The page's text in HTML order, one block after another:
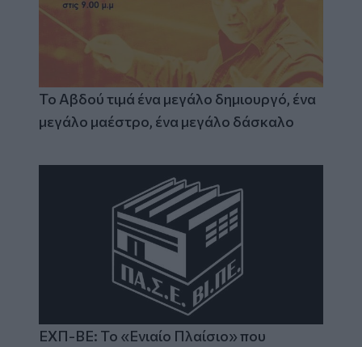
Το Αβδού τιμά ένα μεγάλο δημιουργό, ένα
μεγάλο μαέστρο, ένα μεγάλο δάσκαλο
ΕΧΠ-ΒΕ: Το «Ενιαίο Πλαίσιο» που